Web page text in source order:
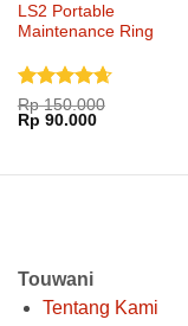
LS2 Portable
Maintenance Ring
Dinilai
4.67dari
Rp150.000
Harga
aslinya
Rp 90.000Harga
Rp 90.000.
Touwani
Tentang Kami